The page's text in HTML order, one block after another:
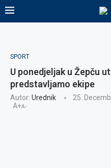
SPORT
U ponedjeljak u Žepču
predstavljamo ekipe
Autor: Urednik 25.
A+A-